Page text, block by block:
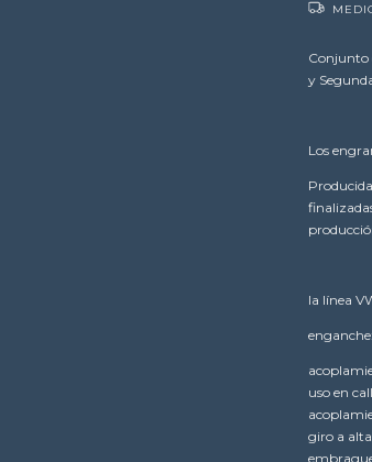
Conjunto
y
Los
la línea
enganche:
uso en
giro a